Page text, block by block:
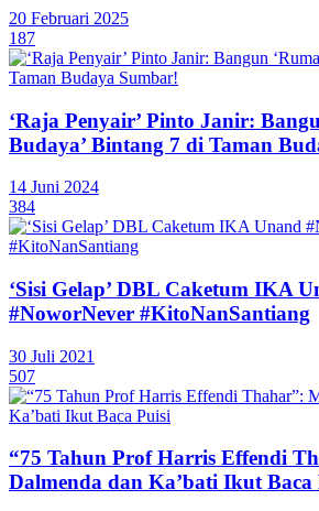
20 Februari 2025
187
‘Raja Penyair’ Pinto Janir:
Budaya’ Bintang 7 di Taman
14 Juni 2024
384
‘Sisi Gelap’ DBL Caketum IKA
#NoworNever #KitoNanSantiang
30 Juli 2021
507
“75 Tahun Prof Harris Effendi
Dalmenda dan Ka’bati Ikut Baca